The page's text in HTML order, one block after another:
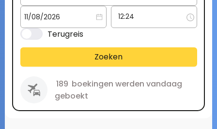
Terugreis
Zoeken
189 boekingen werden vandaag
geboekt